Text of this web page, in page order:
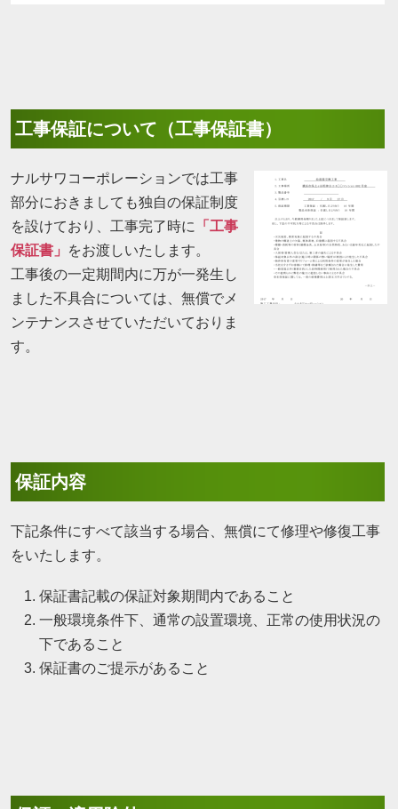
工事保証について（工事保証書）
ナルサワコーポレーションでは工事
部分におきましても独自の保証制度
を設けており、工事完了時に
「工事
保証書」
をお渡しいたします。
工事後の一定期間内に万が一発生し
ました不具合については、無償でメ
ンテナンスさせていただいておりま
す。
保証内容
下記条件にすべて該当する場合、無償にて修理や修復工事
をいたします。
保証書記載の保証対象期間内であること
一般環境条件下、通常の設置環境、正常の使用状況の
下であること
保証書のご提示があること